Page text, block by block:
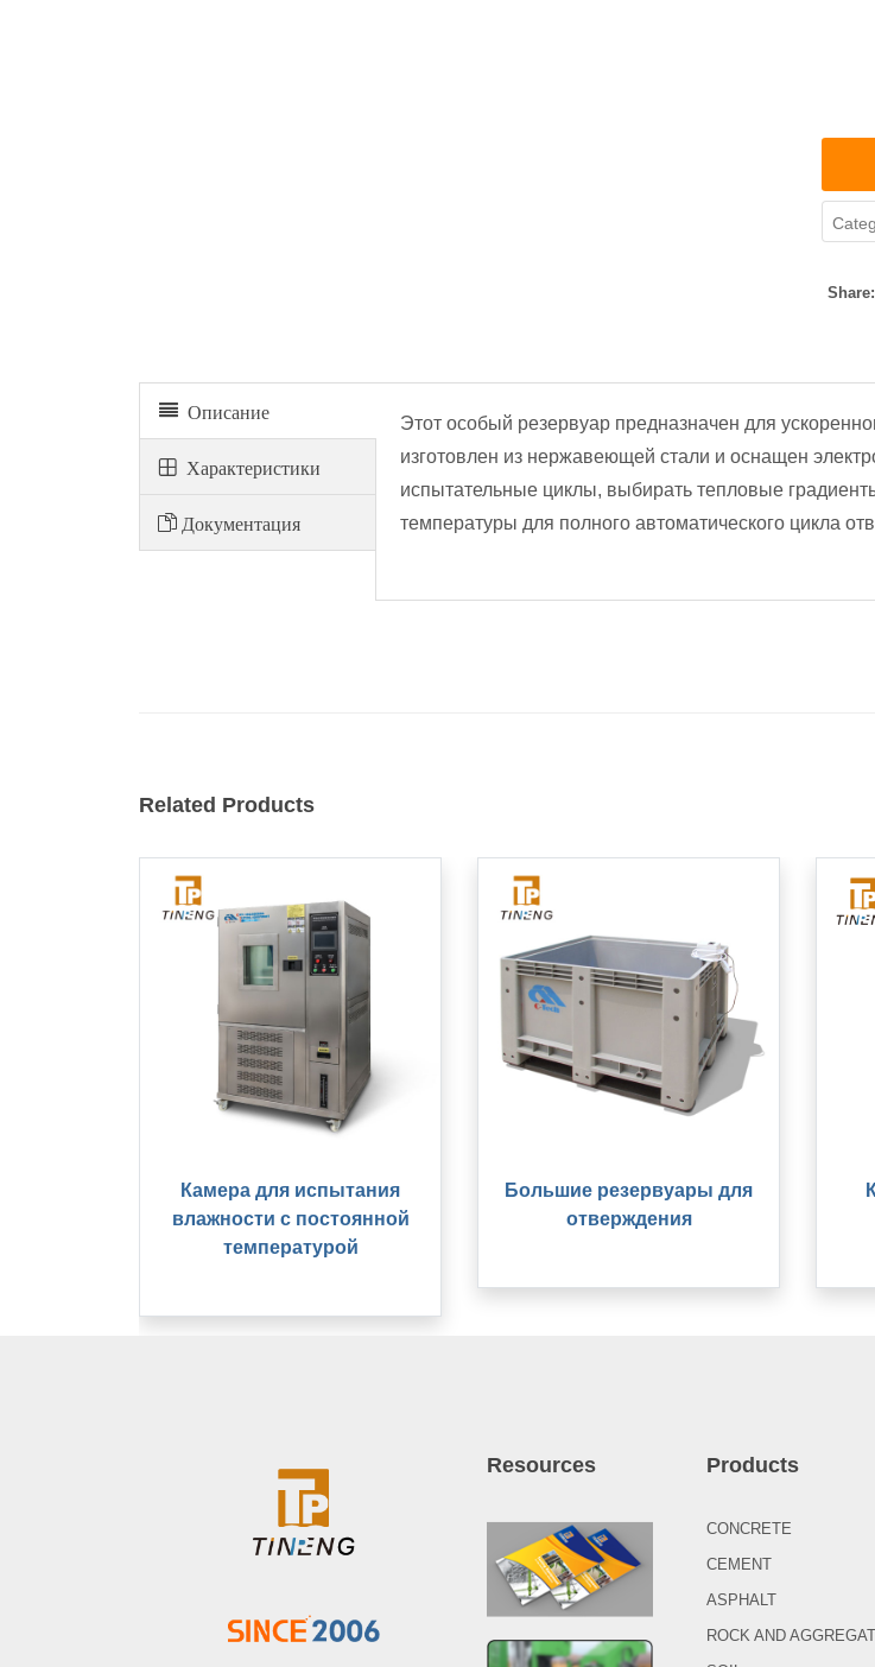
Share:
Описание
Xарактеристики
Документация
Этот особый резервуар предназначен для
изготовлен из нержавеющей стали и оснащен
испытательные циклы, выбирать тепловые
температуры для полного автоматического цикла
Related Products
Камера для испытания
влажности с постоянной
температурой
Большие резервуары для
отверждения
Resources Products
CONCRETE
CEMENT
ASPHALT
ROCK AND